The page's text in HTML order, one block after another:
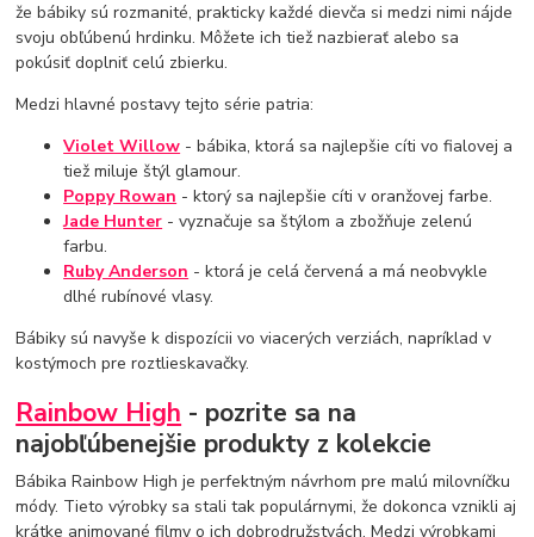
že bábiky sú rozmanité, prakticky každé dievča si medzi nimi nájde
svoju obľúbenú hrdinku. Môžete ich tiež nazbierať alebo sa
pokúsiť doplniť celú zbierku.
Medzi hlavné postavy tejto série patria:
Violet Willow - bábika, ktorá sa najlepšie cíti vo fialovej a
tiež miluje štýl glamour.
Poppy Rowan - ktorý sa najlepšie cíti v oranžovej farbe.
Jade Hunter - vyznačuje sa štýlom a zbožňuje zelenú
farbu.
Ruby Anderson - ktorá je celá červená a má neobvykle
dlhé rubínové vlasy.
Bábiky sú navyše k dispozícii vo viacerých verziách, napríklad v
kostýmoch pre roztlieskavačky.
Rainbow High - pozrite sa na
najobľúbenejšie produkty z kolekcie
Bábika Rainbow High je perfektným návrhom pre malú milovníčku
módy. Tieto výrobky sa stali tak populárnymi, že dokonca vznikli aj
krátke animované filmy o ich dobrodružstvách. Medzi výrobkami